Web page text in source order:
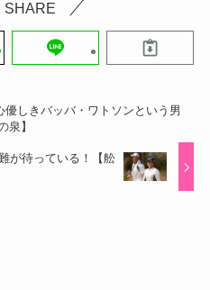
SHARE
優しきバッバ・ワトソンという男
泉】
が待っている！【舩